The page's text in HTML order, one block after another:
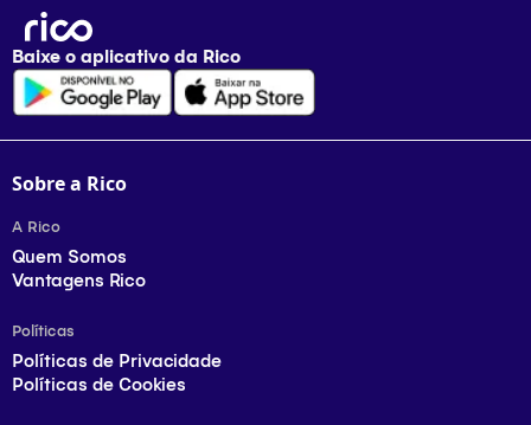
Baixe o aplicativo da Rico
Sobre a Rico
A Rico
Quem Somos
Vantagens Rico
Políticas
Políticas de Privacidade
Políticas de Cookies